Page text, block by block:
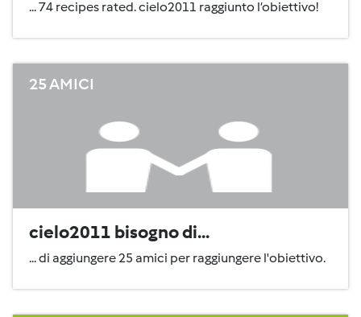
... 74 recipes rated. cielo2011 raggiunto l’obiettivo!
25 AMICI
cielo2011 bisogno di...
... di aggiungere 25 amici per raggiungere l'obiettivo.